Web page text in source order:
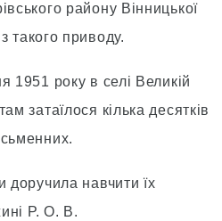
району Вінницької
такого приводу.
1951 року в селі Великій
затаїлося кілька десятків
доручила навчити їх
Р. О. В.